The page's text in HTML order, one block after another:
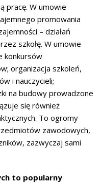
pracę. W umowie
promowania
– działań
szkołę. W umowie
konkursów
organizacja szkoleń,
i nauczycieli;
na budowy prowadzone
się również
To ogromy
zawodowych,
zazwyczaj sami
to popularny